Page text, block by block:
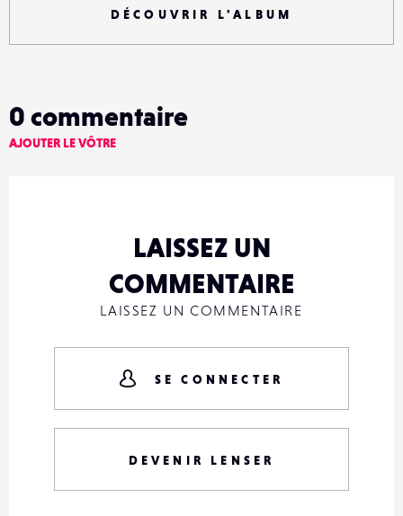
DÉCOUVRIR L'ALBUM
0 commentaire
AJOUTER LE VÔTRE
LAISSEZ UN
COMMENTAIRE
LAISSEZ UN COMMENTAIRE
SE CONNECTER
DEVENIR LENSER